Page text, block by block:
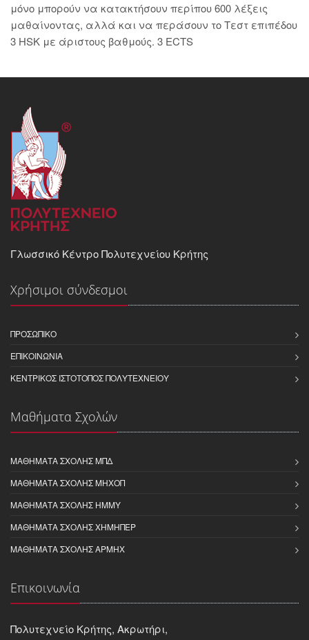
μόνο μπορούν να κατακτήσουν περίπου 600 λέξεις
μαθαίνοντας, αλλά και να περάσουν το Τεστ επιπέδου
3 HSK με άριστους βαθμούς. 3 ECTS
Γλωσσικό Κέντρο Πολυτεχνείου Κρήτης
Χρήσιμοι σύνδεσμοι
ΠΡΟΣΩΠΙΚΌ
ΕΠΙΚΟΙΝΩΝΊΑ
ΚΕΝΤΡΙΚΌΣ ΙΣΤΌΤΟΠΟΣ ΠΟΛΥΤΕΧΝΕΊΟΥ
Μαθήματα Σχολών
ΜΑΘΗΜΑΤΑ ΣΧΟΛΗΣ ΜΠΔ
ΜΑΘΗΜΑΤΑ ΣΧΟΛΗΣ ΜΗΧΟΠ
ΜΑΘΗΜΑΤΑ ΣΧΟΛΗΣ ΗΜΜΥ
ΜΑΘΗΜΑΤΑ ΣΧΟΛΗΣ ΧΗΜΗΠΕΡ
ΜΑΘΗΜΑΤΑ ΣΧΟΛΗΣ ΑΡΜΗΧ
Επικοινωνία
Πολυτεχνείο Κρήτης, Ακρωτήρι,